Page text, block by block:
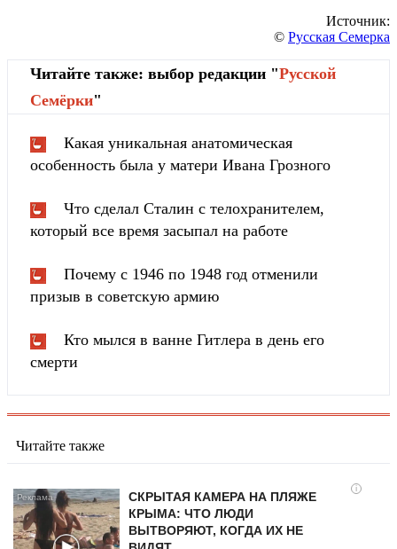
Источник:
© Русская Семерка
Читайте также: выбор редакции "Русской
Cемёрки"
Какая уникальная анатомическая
особенность была у матери Ивана Грозного
Что сделал Сталин с телохранителем,
который все время засыпал на работе
Почему с 1946 по 1948 год отменили
призыв в советскую армию
Кто мылся в ванне Гитлера в день его
смерти
Читайте также
i
СКРЫТАЯ КАМЕРА НА ПЛЯЖЕ
КРЫМА: ЧТО ЛЮДИ
ВЫТВОРЯЮТ, КОГДА ИХ НЕ